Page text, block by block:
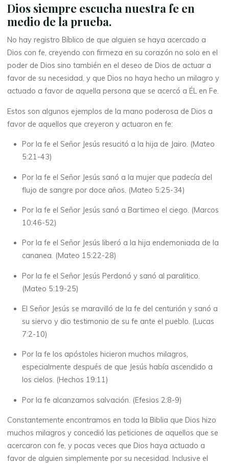
Dios siempre escucha nuestra fe en
medio de la prueba.
No hay registro Bíblico de que alguien se haya acercado a
Dios con fe, creyendo con firmeza en su corazón no solo en el
poder de Dios sino también en el deseo de Dios de actuar a
favor de su necesidad, y que Dios no haya hecho un milagro y
actuado a favor de aquella persona que se acercó a ÉL en Fe.
Estos son algunos ejemplos de la mano poderosa de Dios a
favor de aquellos que creyeron y actuaron en fe:
Por la fe el Señor Jesús resucitó a la hija de Jairo. (Mateo
5:21-43)
Por la fe el Señor Jesús sanó a la mujer que padecía del
flujo de sangre por doce años. (Mateo 5:25-34)
Por la fe el Señor Jesús sanó a Bartimeo el ciego. (Marcos
10:46-52)
Por la fe el Señor Jesús liberó a la hija endemoniada de la
cananea. (Mateo 15:22-28)
Por la fe el Señor Jesús Perdonó y sanó al paralitico.
(Mateo 5:19-25)
El Señor Jesús se maravilló de la fe del centurión y sanó a
su siervo y dio testimonio de su fe ante el pueblo. (Lucas
7:2-10)
Por la fe los apóstoles hicieron muchos milagros,
especialmente después de que Jesús había ascendido a
los cielos. (Hechos 19:11)
Por la fe alcanzamos salvación. (Efesios 2:8-9)
Constantemente encontramos en toda la Biblia que Dios hizo
muchos milagros y concedió las peticiones de aquellos que se
acercaron con fe, y pocas veces que Dios haya actuado a
favor de alguien simplemente por su necesidad. Inclusive el